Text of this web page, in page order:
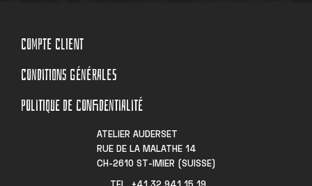
COMPTE CLIENT
CONDITIONS GÉNÉRALES
POLITIQUE DE CONFIDENTIALITÉ
ATELIER AUDERSET
RUE DE LA MALATHE 14
CH-2610 ST-IMIER (SUISSE)